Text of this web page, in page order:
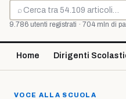
⌕
Cerca
9.786 utenti registrati · 704 mln di
Home Dirigenti
VOCE ALLA SCUOLA